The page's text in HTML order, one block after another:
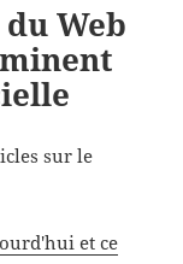
Web
sur le
et ce